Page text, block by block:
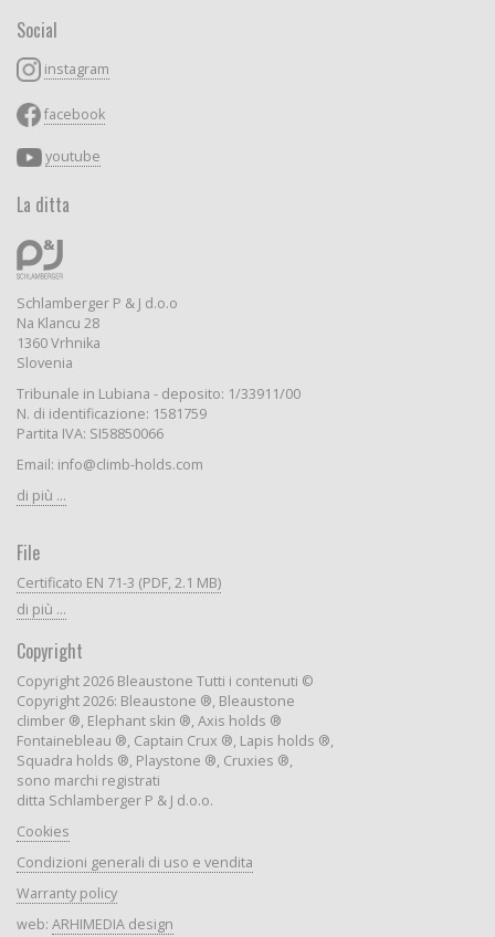
Social
instagram
facebook
youtube
La ditta
Schlamberger P & J d.o.o
Na Klancu 28
1360 Vrhnika
Slovenia
Tribunale in Lubiana - deposito: 1/33911/00
N. di identificazione: 1581759
Partita IVA: SI58850066
Email: info@climb-holds.com
di più ...
File
Certificato EN 71-3 (PDF, 2.1 MB)
di più ...
Copyright
Copyright 2026 Bleaustone Tutti i contenuti ©
Copyright 2026: Bleaustone ®, Bleaustone
climber ®, Elephant skin ®, Axis holds ®
Fontainebleau ®, Captain Crux ®, Lapis holds ®,
Squadra holds ®, Playstone ®, Cruxies ®,
sono marchi registrati
ditta Schlamberger P & J d.o.o.
Cookies
Condizioni generali di uso e vendita
Warranty policy
web: ARHIMEDIA design